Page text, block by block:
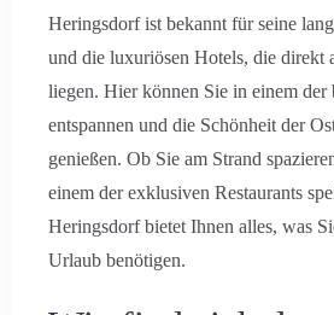
Heringsdorf ist bekannt für seine
und die luxuriösen Hotels, die direkt
liegen. Hier können Sie in einem der
entspannen und die Schönheit der
genießen. Ob Sie am Strand
einem der exklusiven Restaurants
Heringsdorf bietet Ihnen alles, was
Urlaub benötigen.